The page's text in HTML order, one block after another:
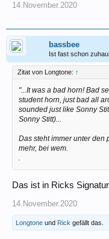
14.November.2020
bassbee
Ist fast schon
Zitat von Longtone: ↑
"...It was a bad horn! Bad
student horn, just bad all
sounded just like Sonny
Sonny Stitt)...
Das steht immer unter den
mehr, bei wem.
.
Das ist in Ricks
14.November.2020
Longtone und Rick gefällt das.